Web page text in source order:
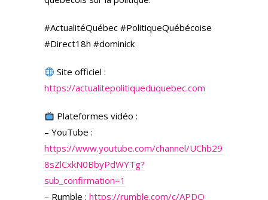
#ActualitéQuébec #PolitiqueQuébécoise
#Direct18h #dominick
Site officiel :
https://actualitepolitiqueduquebec.com
Plateformes vidéo :
– YouTube :
https://www.youtube.com/channel/UChb29
8sZlCxkN0BbyPdWYTg?
sub_confirmation=1
– Rumble : https://rumble.com/c/APDQ